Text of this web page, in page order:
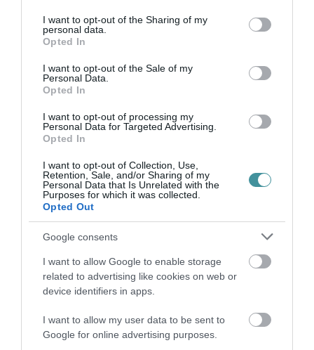
not limited to your visit or usage behaviour. You may click to
grant or deny consent to Google and its third-party tags to
use your data for below specified purposes in below Google
consent section.
I want to opt-out of the Sharing of my
personal data.
Opted In
I want to opt-out of the Sale of my
Personal Data.
Opted In
I want to opt-out of processing my
Personal Data for Targeted Advertising.
Opted In
I want to opt-out of Collection, Use,
Retention, Sale, and/or Sharing of my
Personal Data that Is Unrelated with the
Purposes for which it was collected.
Opted Out
Google consents
I want to allow Google to enable storage
related to advertising like cookies on web or
device identifiers in apps.
I want to allow my user data to be sent to
Google for online advertising purposes.
Ádám hogyan befolyásolhatta a kutatást.
Sajnálatos, hogy az egri polgármester ilyen
szintre süllyedt, hogy az egrieket a saját
még így se bírja eldönteni, hogy induljon-e
a választásokon. A kutatásra költött
közpénz, amelynek pontos összege később
derülhet csak ki, akár a részvételi
költségvetés intézményére, vagy esetleg
még több lakossági fórumra, valódi
konzultációkra vagy online fogadóórák
megteremtésére is költhette volna az évek
alatt, amelyek sokkal inkább segíthetik a
párbeszédet a lakosokkal – zárja
közleményét a jelölt.